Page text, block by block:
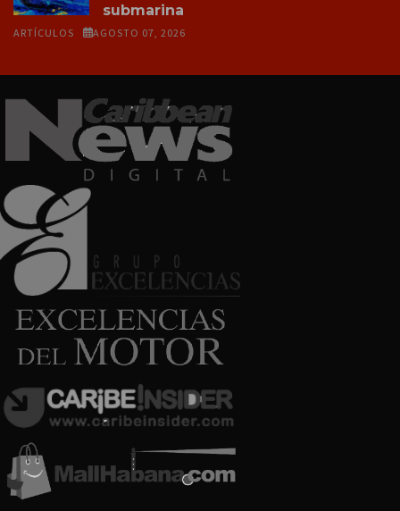
submarina
ARTÍCULOS AGOSTO 07, 2026